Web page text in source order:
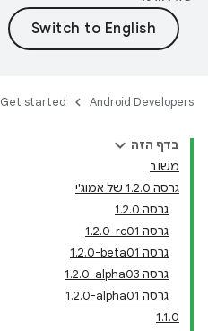
Android Developers
Get started
בדף הזה
משוב
גרסה 1.2.0 של אמוג'י
גרסה 1.2.0
גרסה ‎1.2.0-rc01
גרסה ‎1.2.0-beta01
גרסה ‎1.2.0-alpha03
גרסה ‎1.2.0-alpha01
‫1.1.0